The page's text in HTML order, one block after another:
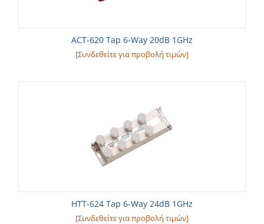
ACT-620 Tap 6-Way 20dB 1GHz
[Συνδεθείτε για προβολή τιμών]
HTT-624 Tap 6-Way 24dB 1GHz
[Συνδεθείτε για προβολή τιμών]